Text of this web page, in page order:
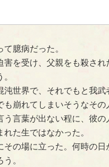
臆病だった。
を受け、父親をも殺さ
世界で、それでもと我武
崩れてしまいそうなその
言葉が出ない程に、彼の
た生ではなかった。
の場に立った。何時の日
。